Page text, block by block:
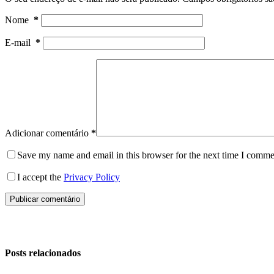
Nome *
E-mail *
Adicionar comentário *
Save my name and email in this browser for the next time I
I accept the Privacy Policy
Publicar comentário
Posts relacionados